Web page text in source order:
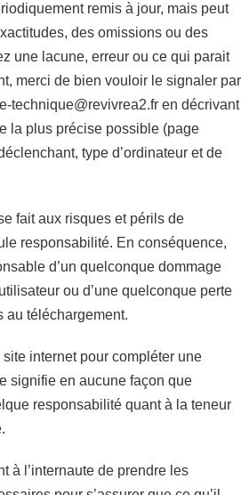
remis à jour, mais peut
des omissions ou des
une lacune, erreur ou ce qui parait
merci de bien vouloir le signaler par
technique@revivrea2.fr en décrivant
la plus précise possible (page
type d’ordinateur et de
fait aux risques et périls de
responsabilité. En conséquence,
d’un quelconque dommage
ou d’une quelconque perte
au téléchargement.
internet pour compléter une
signifie en aucune façon que
responsabilité quant à la teneur
à l’internaute de prendre les